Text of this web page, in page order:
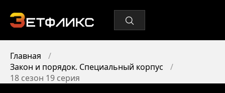
Главная
Закон и порядок. Специальный корпус
18 сезон 19 серия